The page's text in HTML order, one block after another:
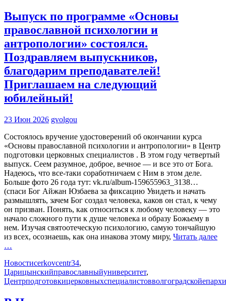
Выпуск по программе «Основы
православной психологии и
антропологии» состоялся.
Поздравляем выпускников,
благодарим преподавателей!
Приглашаем на следующий
юбилейный!
23 Июн 2026 gvolgou
Состоялось вручение удостоверений об окончании курса
«Основы православной психологии и антропологии» в Центр
подготовки церковных специалистов . В этом году четвертый
выпуск. Сеем разумное, доброе, вечное — и все это от Бога.
Надеюсь, что все-таки соработничаем с Ним в этом деле.
Больше фото 26 года тут: vk.ru/album-159655963_3138…
(спаси Бог Айжан Юзбаева за фиксацию Увидеть и начать
размышлять, зачем Бог создал человека, каков он стал, к чему
он призван. Понять, как относиться к любому человеку — это
начало сложного пути к душе человека и образу Божьему в
нем. Изучая святоотеческую психологию, самую тончайшую
из всех, осознаешь, как она инакова этому миру, Читать далее
…
Новостиcerkovcentr34,
Царицынскийправославныйуниверситет,